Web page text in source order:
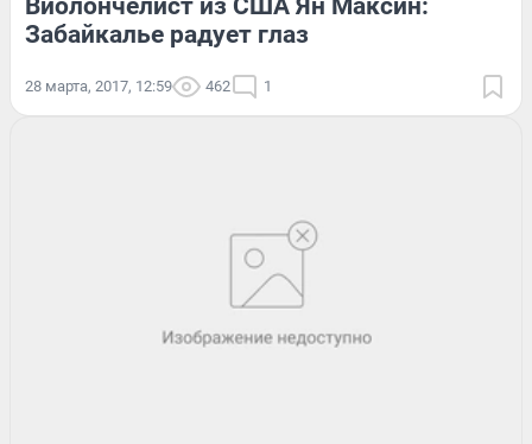
Виолончелист из США Ян Максин:
Забайкалье радует глаз
28 марта, 2017, 12:59 462 1